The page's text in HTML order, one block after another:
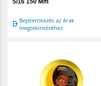
5/16 150 Mm
Bejelentkezés az árak
megtekintéséhez